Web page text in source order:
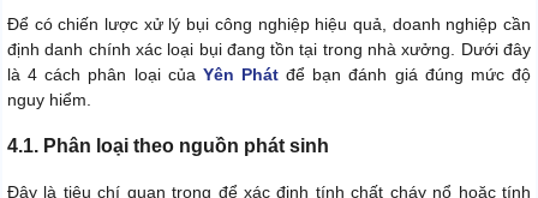
Để có chiến lược xử lý bụi công nghiệp hiệu quả, doanh nghiệp cần
định danh chính xác loại bụi đang tồn tại trong nhà xưởng. Dưới đây
là 4 cách phân loại của Yên Phát để bạn đánh giá đúng mức độ
nguy hiểm.
4.1. Phân loại theo nguồn phát sinh
Đây là tiêu chí quan trọng để xác định tính chất cháy nổ hoặc tính